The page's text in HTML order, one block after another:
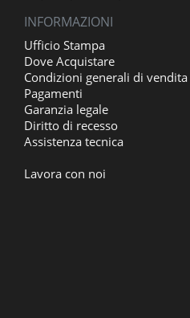
INFORMAZIONI
Ufficio Stampa
Dove Acquistare
Condizioni generali di vendita
Pagamenti
Garanzia legale
Diritto di recesso
Assistenza tecnica
Lavora con noi